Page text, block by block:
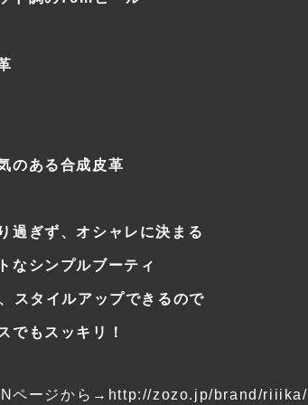
のある合成皮革
過ぎず、オシャレに決まる
なシンプルブーティ
スタイルアップできるので
でもスッキリ！
ページから→ http://zozo.jp/brand/riiika/